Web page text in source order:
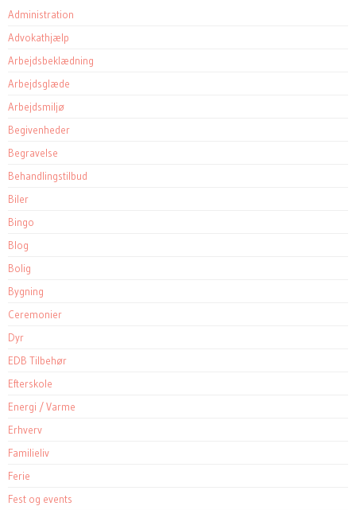
Administration
Advokathjælp
Arbejdsbeklædning
Arbejdsglæde
Arbejdsmiljø
Begivenheder
Begravelse
Behandlingstilbud
Biler
Bingo
Blog
Bolig
Bygning
Ceremonier
Dyr
EDB Tilbehør
Efterskole
Energi / Varme
Erhverv
Familieliv
Ferie
Fest og events